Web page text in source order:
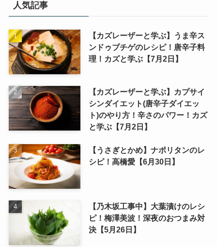
人気記事
【カズレーザーと学ぶ】うま辛ス
ンドゥブチゲのレシピ！唐辛子料
理！カズと学ぶ【7月2日】
【カズレーザーと学ぶ】カプサイ
シンダイエット(唐辛子ダイエッ
ト)のやり方！辛さのパワー！カズ
と学ぶ【7月2日】
【うさぎとかめ】ナポリタンのレ
シピ！高橋愛【6月30日】
【乃木坂工事中】大葉漬けのレシ
ピ！梅澤美波！深夜のおつまみ対
決【5月26日】